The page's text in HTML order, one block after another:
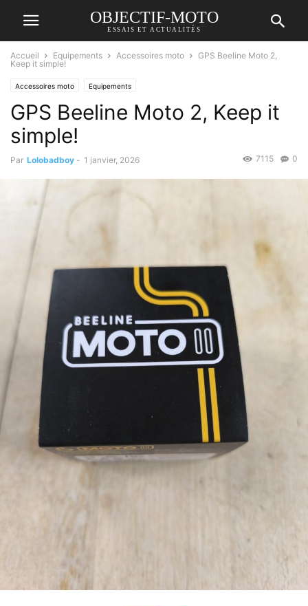
OBJECTIF-MOTO
ESSAIS ET ACTUALITÉS
Accueil Equipements Accessoires moto
GPS Beeline Moto 2,
Keep it simple!
Accessoires moto Equipements
GPS Beeline Moto 2, Keep it
simple!
Par Lolobadboy - 1 janvier, 2026 0
7115